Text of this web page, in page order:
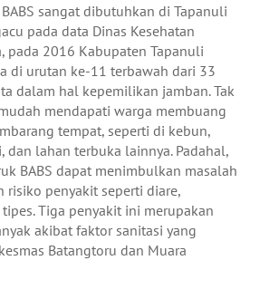
sangat dibutuhkan di Tapanuli
pada data Dinas Kesehatan
pada 2016 Kabupaten Tapanuli
di urutan ke-11 terbawah dari 33
dalam hal kepemilikan jamban. Tak
mendapati warga membuang
tempat, seperti di kebun,
dan lahan terbuka lainnya. Padahal,
BABS dapat menimbulkan masalah
risiko penyakit seperti diare,
Tiga penyakit ini merupakan
akibat faktor sanitasi yang
Batangtoru dan Muara